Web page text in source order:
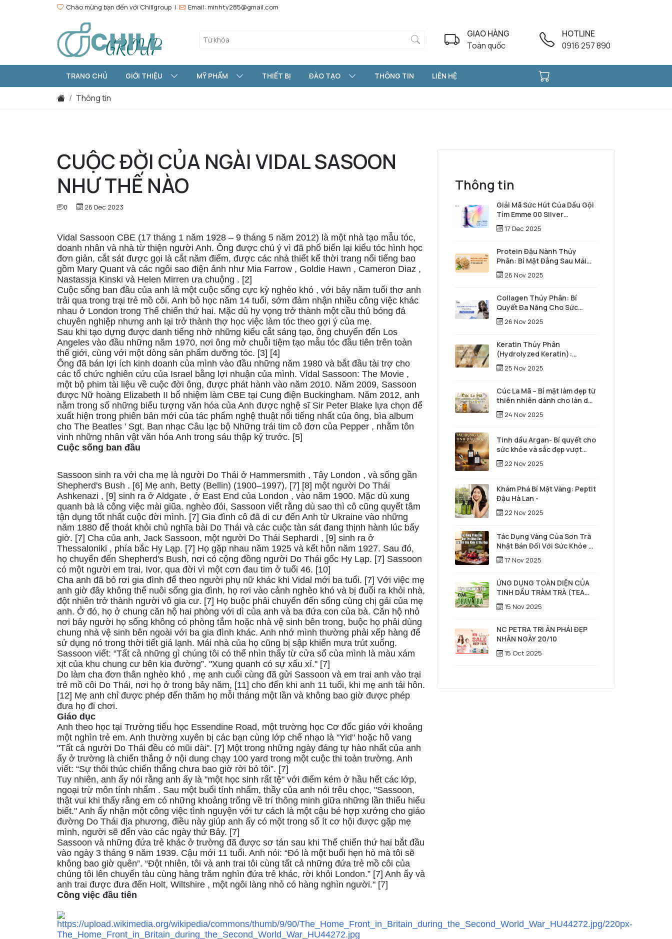
Chào mừng bạn đến với Chillgroup | Email: minhtv285@gmail.com
GIAO HÀNG
Toàn quốc
HOTLINE
0916 257 890
TRANG CHỦ GIỚI THIỆU MỸ PHẨM THIẾT BỊ ĐÀO TẠO THÔNG TIN LIÊN HỆ
Thông tin
CUỘC ĐỜI CỦA NGÀI VIDAL SASOON
NHƯ THẾ NÀO
0 26 Dec 2023
Vidal Sassoon CBE (17 tháng 1 năm 1928 – 9 tháng 5 năm 2012) là một nhà tạo mẫu tóc,
doanh nhân và nhà từ thiện người Anh. Ông được chú ý vì đã phổ biến lại kiểu tóc hình học
đơn giản, cắt sát được gọi là cắt năm điểm, được các nhà thiết kế thời trang nổi tiếng bao
gồm Mary Quant và các ngôi sao điện ảnh như Mia Farrow , Goldie Hawn , Cameron Diaz ,
Nastassja Kinski và Helen Mirren ưa chuộng . [2]
Cuộc sống ban đầu của anh là một cuộc sống cực kỳ nghèo khó , với bảy năm tuổi thơ anh
trải qua trong trại trẻ mồ côi. Anh bỏ học năm 14 tuổi, sớm đảm nhận nhiều công việc khác
nhau ở London trong Thế chiến thứ hai. Mặc dù hy vọng trở thành một cầu thủ bóng đá
chuyên nghiệp nhưng anh lại trở thành thợ học việc làm tóc theo gợi ý của mẹ.
Sau khi tạo dựng được danh tiếng nhờ những kiểu cắt sáng tạo, ông chuyển đến Los
Angeles vào đầu những năm 1970, nơi ông mở chuỗi tiệm tạo mẫu tóc đầu tiên trên toàn
thế giới, cùng với một dòng sản phẩm dưỡng tóc. [3] [4]
Ông đã bán lợi ích kinh doanh của mình vào đầu những năm 1980 và bắt đầu tài trợ cho
các tổ chức nghiên cứu của Israel bằng lợi nhuận của mình. Vidal Sassoon: The Movie ,
một bộ phim tài liệu về cuộc đời ông, được phát hành vào năm 2010. Năm 2009, Sassoon
được Nữ hoàng Elizabeth II bổ nhiệm làm CBE tại Cung điện Buckingham. Năm 2012, anh
nằm trong số những biểu tượng văn hóa của Anh được nghệ sĩ Sir Peter Blake lựa chọn để
xuất hiện trong phiên bản mới của tác phẩm nghệ thuật nổi tiếng nhất của ông, bìa album
cho The Beatles ' Sgt. Ban nhạc Câu lạc bộ Những trái tim cô đơn của Pepper , nhằm tôn
vinh những nhân vật văn hóa Anh trong sáu thập kỷ trước. [5]
Cuộc sống ban đầu
Sassoon sinh ra với cha mẹ là người Do Thái ở Hammersmith , Tây London , và sống gần
Shepherd's Bush . [6] Mẹ anh, Betty (Bellin) (1900–1997), [7] [8] một người Do Thái
Ashkenazi , [9] sinh ra ở Aldgate , ở East End của London , vào năm 1900. Mặc dù xung
quanh bà là công việc mài giũa. nghèo đói, Sassoon viết rằng dù sao thì cô cũng quyết tâm
tận dụng tốt nhất cuộc đời mình. [7] Gia đình cô đã di cư đến Anh từ Ukraine vào những
năm 1880 để thoát khỏi chủ nghĩa bài Do Thái và các cuộc tàn sát đang thịnh hành lúc bấy
giờ. [7] Cha của anh, Jack Sassoon, một người Do Thái Sephardi , [9] sinh ra ở
Thessaloniki , phía bắc Hy Lạp. [7] Họ gặp nhau năm 1925 và kết hôn năm 1927. Sau đó,
họ chuyển đến Shepherd's Bush, nơi có cộng đồng người Do Thái gốc Hy Lạp. [7] Sassoon
có một người em trai, Ivor, qua đời vì một cơn đau tim ở tuổi 46. [10]
Cha anh đã bỏ rơi gia đình để theo người phụ nữ khác khi Vidal mới ba tuổi. [7] Với việc mẹ
anh giờ đây không thể nuôi sống gia đình, họ rơi vào cảnh nghèo khó và bị đuổi ra khỏi nhà,
đột nhiên trở thành người vô gia cư. [7] Họ buộc phải chuyển đến sống cùng chị gái của mẹ
anh. Ở đó, họ ở chung căn hộ hai phòng với dì của anh và ba đứa con của bà. Căn hộ nhỏ
nơi bảy người họ sống không có phòng tắm hoặc nhà vệ sinh bên trong, buộc họ phải dùng
chung nhà vệ sinh bên ngoài với ba gia đình khác. Anh nhớ mình thường phải xếp hàng để
sử dụng nó trong thời tiết giá lạnh. Mái nhà của họ cũng bị sập khiến mưa trút xuống.
Sassoon viết: “Tất cả những gì chúng tôi có thể nhìn thấy từ cửa sổ của mình là màu xám
xịt của khu chung cư bên kia đường”. "Xung quanh có sự xấu xí." [7]
Do làm cha đơn thân nghèo khó , mẹ anh cuối cùng đã gửi Sassoon và em trai anh vào trại
trẻ mồ côi Do Thái, nơi họ ở trong bảy năm, [11] cho đến khi anh 11 tuổi, khi mẹ anh tái hôn.
[12] Mẹ anh chỉ được phép đến thăm họ mỗi tháng một lần và không bao giờ được phép
đưa họ đi chơi.
Giáo dục
Anh theo học tại Trường tiểu học Essendine Road, một trường học Cơ đốc giáo với khoảng
một nghìn trẻ em. Anh thường xuyên bị các bạn cùng lớp chế nhạo là "Yid" hoặc hô vang
"Tất cả người Do Thái đều có mũi dài". [7] Một trong những ngày đáng tự hào nhất của anh
ấy ở trường là chiến thắng ở nội dung chạy 100 yard trong một cuộc thi toàn trường. Anh
viết: “Sự thôi thúc chiến thắng chưa bao giờ rời bỏ tôi”. [7]
Tuy nhiên, anh ấy nói rằng anh ấy là "một học sinh rất tệ" với điểm kém ở hầu hết các lớp,
ngoại trừ môn tính nhẩm . Sau một buổi tính nhẩm, thầy của anh nói trêu chọc, "Sassoon,
thật vui khi thấy rằng em có những khoảng trống về trí thông minh giữa những lần thiếu hiểu
biết." Anh ấy nhận một công việc tình nguyện với tư cách là một cậu bé hợp xướng cho giáo
đường Do Thái địa phương, điều này giúp anh ấy có một trong số ít cơ hội được gặp mẹ
mình, người sẽ đến vào các ngày thứ Bảy. [7]
Sassoon và những đứa trẻ khác ở trường đã được sơ tán sau khi Thế chiến thứ hai bắt đầu
vào ngày 3 tháng 9 năm 1939. Cậu mới 11 tuổi. Anh nói: “Đó là một buổi hẹn hò mà tôi sẽ
không bao giờ quên”. “Đột nhiên, tôi và anh trai tôi cùng tất cả những đứa trẻ mồ côi của
chúng tôi lên chuyến tàu cùng hàng trăm nghìn đứa trẻ khác, rời khỏi London.” [7] Anh ấy và
anh trai được đưa đến Holt, Wiltshire , một ngôi làng nhỏ có hàng nghìn người." [7]
Công việc đầu tiên
Thông tin
Giải Mã Sức Hút Của Dầu Gội
Tím Emme 00 Silver
Shampoo Từ Ý
17 Dec 2025
Protein Đậu Nành Thủy
Phân: Bí Mật Đằng Sau Mái
Tóc Óng Mượt Và Làn Da Trẻ
Trung
26 Nov 2025
Collagen Thủy Phân: Bí
Quyết Đa Năng Cho Sức
Khỏe Toàn Diện và Vẻ Đẹp
Vượt Thời Gian
26 Nov 2025
Keratin Thủy Phân
(Hydrolyzed Keratin):
"Người hùng thầm lặng" tái
tạo mái tóc từ sâu bên trong
25 Nov 2025
Cúc La Mã – Bí mật làm đẹp từ
thiên nhiên dành cho làn da
và mái tóc
24 Nov 2025
Tinh dầu Argan- Bí quyết cho
sức khỏe và sắc đẹp vượt
thời gian
22 Nov 2025
Khám Phá Bí Mật Vàng: Peptit
Đậu Hà Lan -
22 Nov 2025
Tác Dụng Vàng Của Sơn Trà
Nhật Bản Đối Với Sức Khỏe &
Sắc Đẹp
17 Nov 2025
ỨNG DỤNG TOÀN DIỆN CỦA
TINH DẦU TRÀM TRÀ (TEA
TREE) TRONG SỨC KHỎE,
LÀM ĐẸP & CHĂM SÓC TÓC –
15 Nov 2025
NC PETRA TRI ÂN PHÁI ĐẸP
NHÂN NGÀY 20/10
15 Oct 2025